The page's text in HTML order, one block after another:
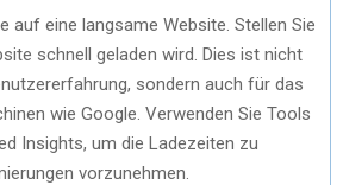
auf eine langsame Website. Stellen Sie
schnell geladen wird. Dies ist nicht
sondern auch für das
wie Google. Verwenden Sie Tools
Insights, um die Ladezeiten zu
vorzunehmen.